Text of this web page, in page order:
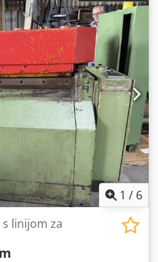
1 / 6
linijom za